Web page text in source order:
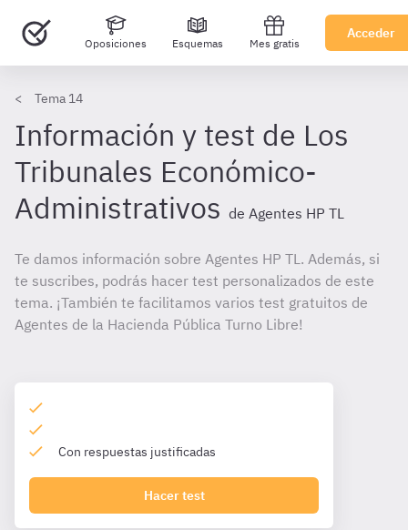
Oposiciones Esquemas Mes gratis
Acceder
Tema 14
Información y test de Los
Tribunales Económico-
Administrativos de Agentes HP TL
Te damos información sobre Agentes HP TL. Además, si
te suscribes, podrás hacer test personalizados de este
tema. ¡También te facilitamos varios test gratuitos de
Agentes de la Hacienda Pública Turno Libre!
Con respuestas justificadas
Hacer test